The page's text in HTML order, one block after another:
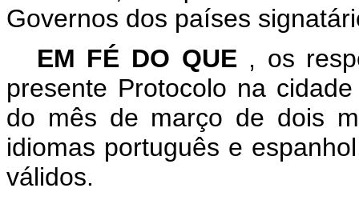
Governos dos países
EM FÉ DO QUE , os
presente Protocolo na
do mês de março de dois
idiomas português e
válidos.